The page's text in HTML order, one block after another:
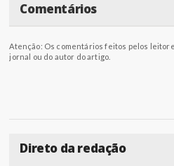
Comentários
Atenção: Os comentários feitos pelos
jornal ou do autor do artigo.
Direto da redação